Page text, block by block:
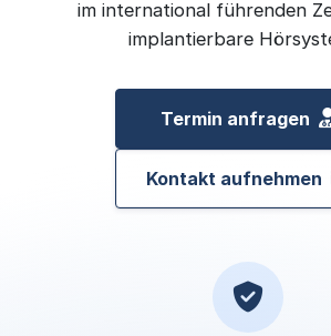
im international führenden
implantierbare
Termin anfragen
Kontakt aufnehmen